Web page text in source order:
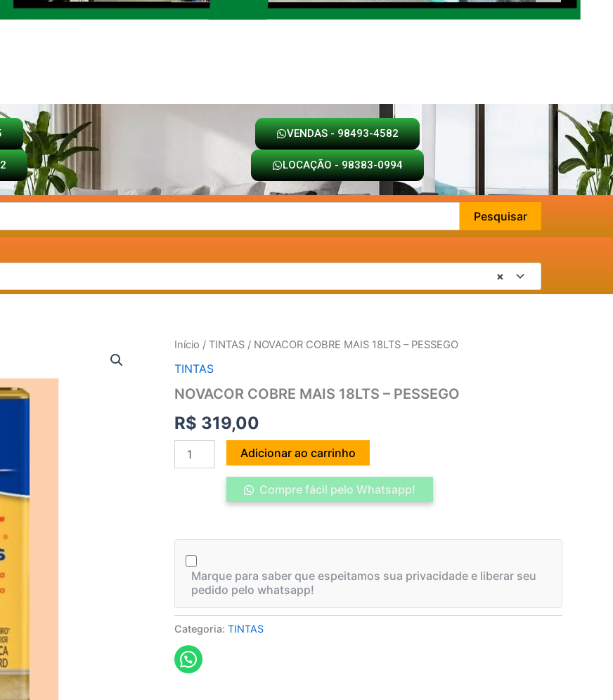
VENDAS - 98493-4582
LOCAÇÃO - 98383-0994
Pesquisar
×
Início / TINTAS / NOVACOR COBRE MAIS 18LTS – PESSEGO
TINTAS
NOVACOR COBRE MAIS 18LTS – PESSEGO
R$ 319,00
NOVACOR
MAIS
-
PESSEGO
quantidade
Adicionar ao carrinho
Compre fácil pelo Whatsapp!
Marque para saber que espeitamos sua privacidade e liberar seu
pedido pelo whatsapp!
Categoria: TINTAS